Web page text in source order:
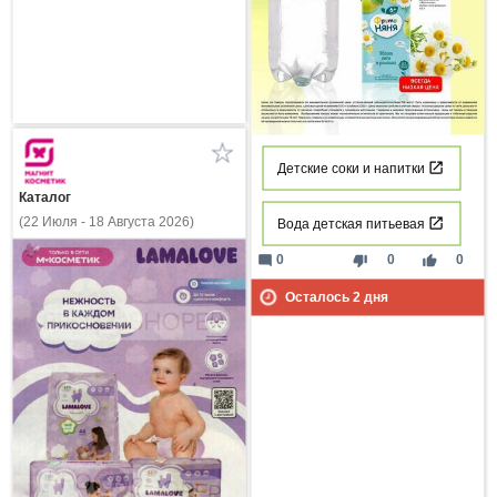
Детские соки и напитки
Вода детская питьевая
thumb_down 0 thumb_up 0
mode_comment 0
Осталось 2 дня
Каталог
(22 Июля - 18 Августа 2026)